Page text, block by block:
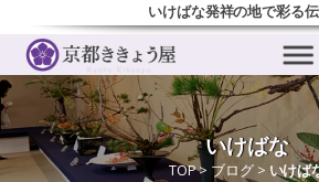
いけばな発祥の地で彩る
いけばな
TOP> ブログ>いけば